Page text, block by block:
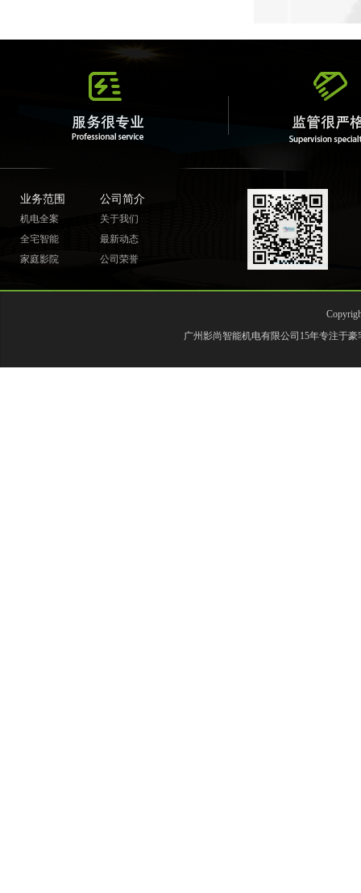
业务范围
机电全案
全宅智能
家庭影院
公司简介
关于我们
最新动态
公司荣誉
广州影尚智能机电有限公司15年专注于